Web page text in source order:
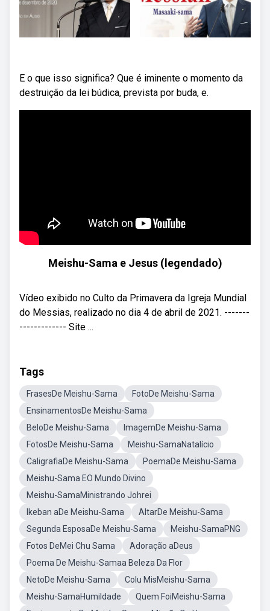
E o que isso significa? Que é iminente o momento da
destruição da lei búdica, prevista por buda, e.
Meishu-Sama e Jesus (legendado)
Vídeo exibido no Culto da Primavera da Igreja Mundial
do Messias, realizado no dia 4 de abril de 2021. -------
------------- Site ...
Tags
FrasesDe Meishu-Sama
FotoDe Meishu-Sama
EnsinamentosDe Meishu-Sama
BeloDe Meishu-Sama
ImagemDe Meishu-Sama
FotosDe Meishu-Sama
Meishu-SamaNatalício
CaligrafiaDe Meishu-Sama
PoemaDe Meishu-Sama
Meishu-Sama EO Mundo Divino
Meishu-SamaMinistrando Johrei
Ikeban aDe Meishu-Sama
AltarDe Meishu-Sama
Segunda EsposaDe Meishu-Sama
Meishu-SamaPNG
Fotos DeMei Chu Sama
Adoração aDeus
Poema De Meishu-Samaa Beleza Da Flor
NetoDe Meishu-Sama
Colu MisMeishu-Sama
Meishu-SamaHumildade
Quem FoiMeishu-Sama